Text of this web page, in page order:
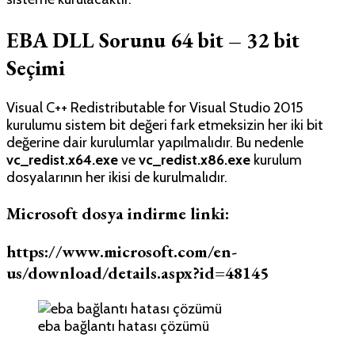
EBA DLL Sorunu 64 bit – 32 bit
Seçimi
Visual C++ Redistributable for Visual Studio 2015
kurulumu sistem bit değeri fark etmeksizin her iki bit
değerine dair kurulumlar yapılmalıdır. Bu nedenle
vc_redist.x64.exevevc_redist.x86.exe kurulum
dosyalarının her ikisi de kurulmalıdır.
Microsoft dosya indirme linki:
https://www.microsoft.com/en-
us/download/details.aspx?id=48145
eba bağlantı hatası çözümü